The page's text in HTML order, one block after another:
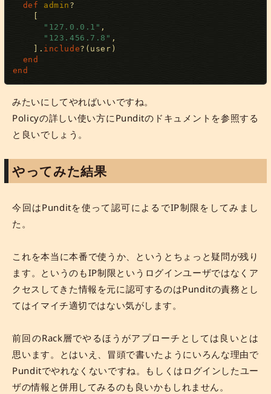
def
admin ?
"127.0.0.1" ,
"123.456.7.8" ,
. include? ( user )
end
end
みたいにしてやればいいですね。
Policyの詳しい使い方にPunditのドキュメントを参照する
と良いでしょう。
やってみた結果
今回はPunditを使って認可によるでIP制限をしてみまし
た。
これを本当に本番で使うか、というとちょっと疑問が残り
ます。というのもIP制限というログインユーザではなくア
クセスしてきた情報を元に認可するのはPunditの責務とし
てはイマイチ適切ではない気がします。
前回のRack層でやるほうがアプローチとしては良いとは
思います。とはいえ、冒頭で書いたようにいろんな理由で
Punditでやれなくないですね。もしくはログインしたユー
ザの情報と併用してみるのも良いかもしれません。